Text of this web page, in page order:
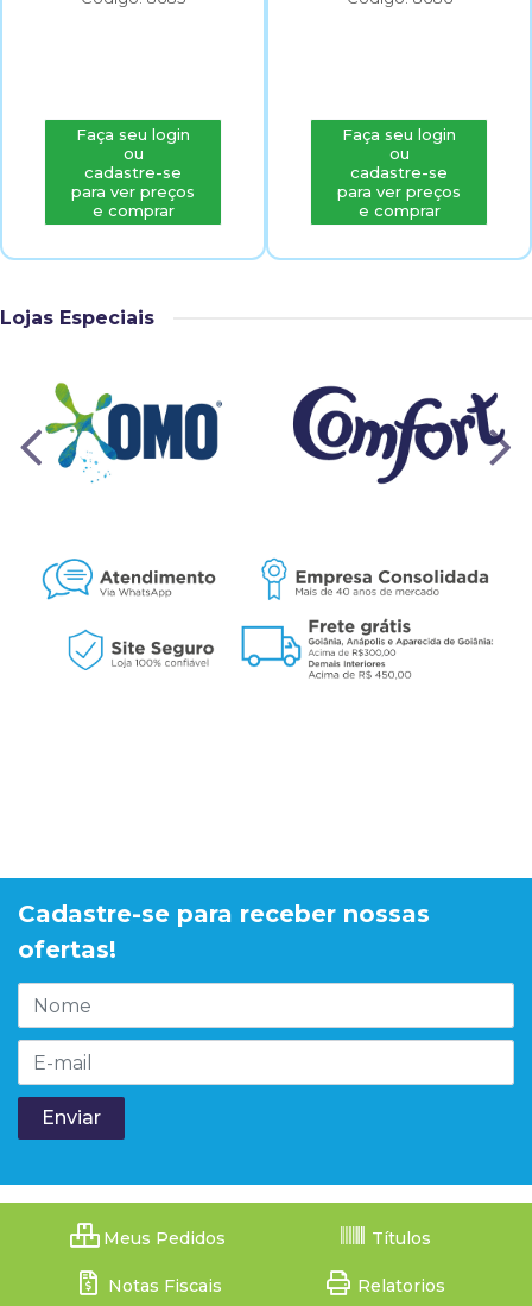
Faça seu login
ou
cadastre-se
para ver preços
e comprar
Faça seu login
ou
cadastre-se
para ver preços
e comprar
Lojas Especiais
Cadastre-se para receber nossas
ofertas!
Meus Pedidos Títulos
Notas Fiscais Relatorios